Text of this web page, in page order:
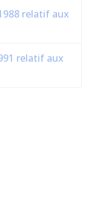
relatif aux
relatif aux